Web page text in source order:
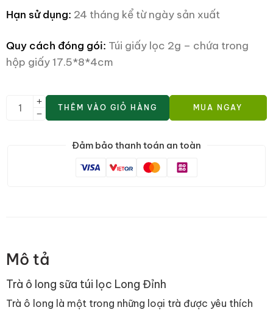
Hạn sử dụng: 24 tháng kể từ ngày sản xuất
Quy cách đóng gói: Túi giấy lọc 2g – chứa trong
hộp giấy 17.5*8*4cm
THÊM VÀO GIỎ HÀNG MUA NGAY
Đảm bảo thanh toán an toàn
Mô tả
Trà ô long sữa túi lọc Long Đỉnh
Trà ô long là một trong những loại trà được yêu thích